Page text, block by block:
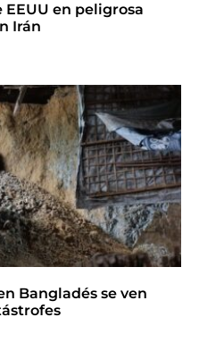
EEUU en peligrosa
Irán
Bangladés se ven